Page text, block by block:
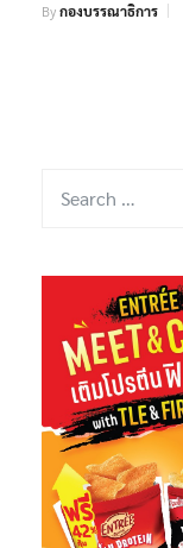
Byกองบรรณาธิการ